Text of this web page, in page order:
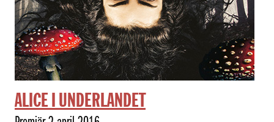
ALICE I UNDERLANDET